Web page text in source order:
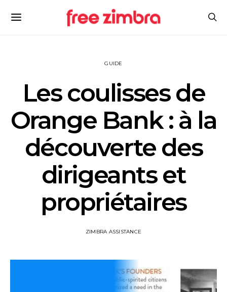
GUIDE
Les coulisses de
Orange Bank : à la
découverte des
dirigeants et
propriétaires
ZIMBRA ASSISTANCE